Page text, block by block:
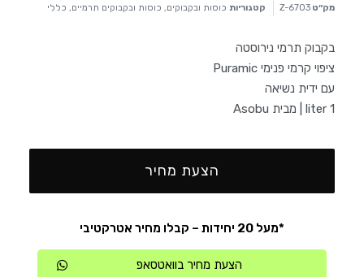
מק״ט Z-6703 קטגוריות כוסות ובקבוקים, כוסות ובקבוקים תרמיים, כללי
בקבוק תרמי נירוסטה
ציפוי קרמי פנימי Puramic
עם ידית נשיאה
liter 1 | מבית Asobu
הצעת מחיר
*מעל 20 יחידות – קבלו מחיר אטרקטיבי
הצעת מחיר בוואטסאפ